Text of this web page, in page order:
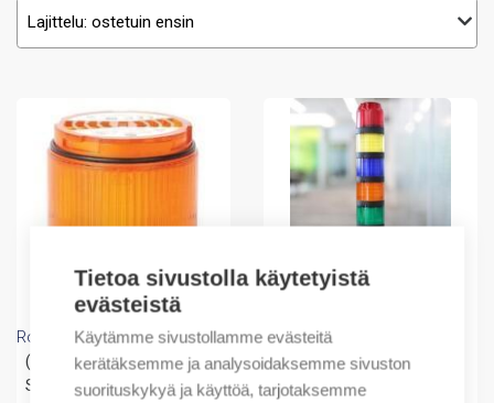
Tietoa sivustolla käytetyistä
evästeistä
Käytämme sivustollamme evästeitä
kerätäksemme ja analysoidaksemme sivuston
suorituskykyä ja käyttöä, tarjotaksemme
Rockwell Automation
(A) LIGHT MODULE 70 MM
STACK LIGHT
Rockwell Automation
Mounting Base 70 mm
Stack Light